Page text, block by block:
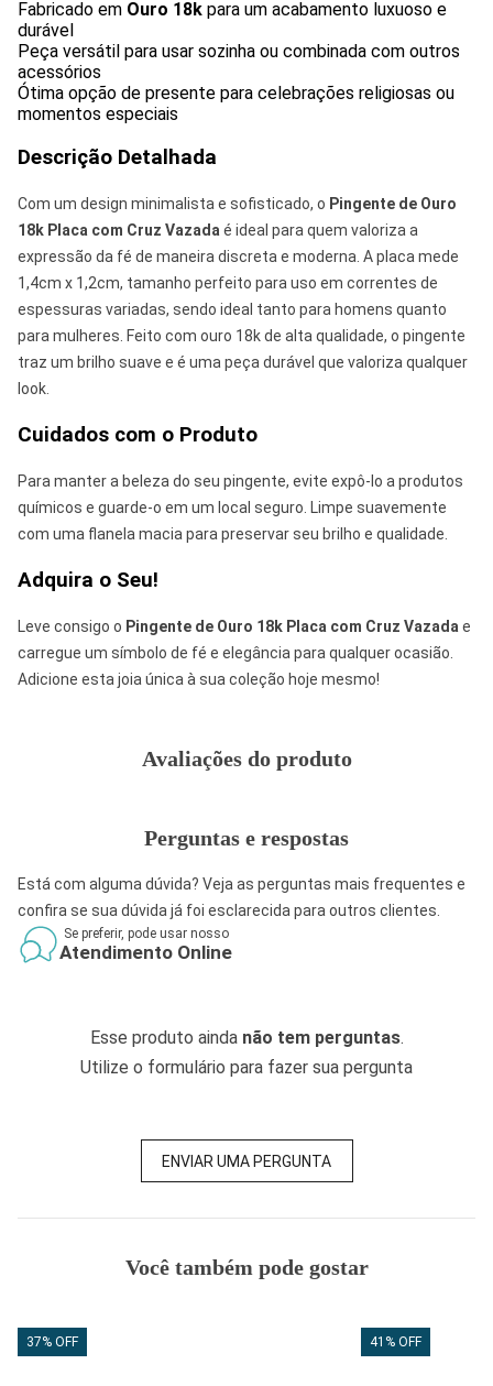
Fabricado em Ouro 18k para um acabamento luxuoso e
durável
Peça versátil para usar sozinha ou combinada com outros
acessórios
Ótima opção de presente para celebrações religiosas ou
momentos especiais
Descrição Detalhada
Com um design minimalista e sofisticado, o Pingente de Ouro
18k Placa com Cruz Vazada é ideal para quem valoriza a
expressão da fé de maneira discreta e moderna. A placa mede
1,4cm x 1,2cm, tamanho perfeito para uso em correntes de
espessuras variadas, sendo ideal tanto para homens quanto
para mulheres. Feito com ouro 18k de alta qualidade, o pingente
traz um brilho suave e é uma peça durável que valoriza qualquer
look.
Cuidados com o Produto
Para manter a beleza do seu pingente, evite expô-lo a produtos
químicos e guarde-o em um local seguro. Limpe suavemente
com uma flanela macia para preservar seu brilho e qualidade.
Adquira o Seu!
Leve consigo o Pingente de Ouro 18k Placa com Cruz Vazada e
carregue um símbolo de fé e elegância para qualquer ocasião.
Adicione esta joia única à sua coleção hoje mesmo!
Avaliações do produto
Perguntas e respostas
Está com alguma dúvida? Veja as perguntas mais frequentes e
confira se sua dúvida já foi esclarecida para outros clientes.
Se preferir, pode usar nosso
Atendimento Online
Esse produto ainda não tem perguntas.
Utilize o formulário para fazer sua pergunta
ENVIAR UMA PERGUNTA
Você também pode gostar
37% OFF 41% OFF